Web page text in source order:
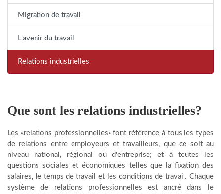
Migration de travail
L'avenir du travail
Relations industrielles
Que sont les relations industrielles?
Les «relations professionnelles» font référence à tous les types
de relations entre employeurs et travailleurs, que ce soit au
niveau national, régional ou d'entreprise; et à toutes les
questions sociales et économiques telles que la fixation des
salaires, le temps de travail et les conditions de travail. Chaque
système de relations professionnelles est ancré dans le